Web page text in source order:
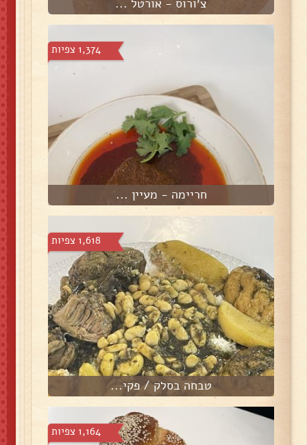
צ׳ורוס - אורטל ...
1,374 צפיות
חריימה - מעיין ...
1,618 צפיות
טבחה בסלק / פקי...
1,164 צפיות